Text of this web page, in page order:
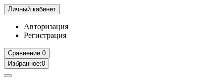
Личный кабинет
Авторизация
Регистрация
Сравнение:0
Избранное:0